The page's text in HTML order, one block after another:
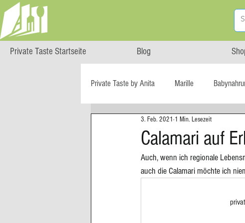
Private Taste Startseite Blog
Private Taste by Anita Marille
Cooking Class HERZGENUSS
Reise-Blog Regional statt
Blätterteig
Calamari auf
3. Feb. 2021 1 Min. Lesezeit
Auch, wenn ich regionale
auch die Calamari möchte ich